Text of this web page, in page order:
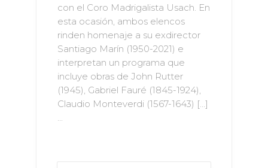
con el Coro Madrigalista Usach. En
esta ocasión, ambos elencos
rinden homenaje a su exdirector
Santiago Marín (1950-2021) e
interpretan un programa que
incluye obras de John Rutter
(1945), Gabriel Fauré (1845-1924),
Claudio Monteverdi (1567-1643) […]
...